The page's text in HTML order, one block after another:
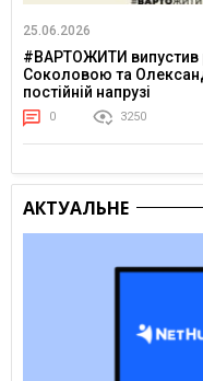
25.06.2026
#ВАРТОЖИТИ випустив
Соколовою та
постійній напрузі
0 3250
АКТУАЛЬНЕ